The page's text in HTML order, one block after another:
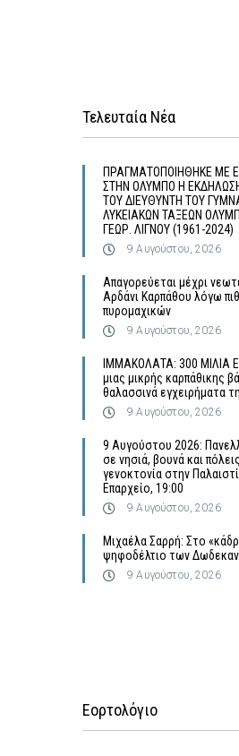
Τελευταία Νέα
ΠΡΑΓΜΑΤΟΠΟΙΗΘΗΚΕ ΜΕ
ΣΤΗΝ ΟΛΥΜΠΟ Η
ΤΟΥ ΔΙΕΥΘΥΝΤΗ ΤΟΥ
ΛΥΚΕΙΑΚΩΝ ΤΑΞΕΩΝ
ΓΕΩΡ. ΛΙΓΝΟΥ (1961-2024)
9 Αυγούστου, 2026
Απαγορεύεται μέχρι
Αρδάνι Καρπάθου λόγω
πυρομαχικών
9 Αυγούστου, 2026
ΙΜΜΑΚΟΛΑΤΑ: 300 ΜΙΛΙΑ
μιας μικρής καρπάθικης
θαλασσινά εγχειρήματα
9 Αυγούστου, 2026
9 Αυγούστου 2026:
σε νησιά, βουνά και
γενοκτονία στην
Επαρχείο, 19:00
9 Αυγούστου, 2026
Μιχαέλα Σαρρή: Στο
ψηφοδέλτιο των
9 Αυγούστου, 2026
Εορτολόγιο